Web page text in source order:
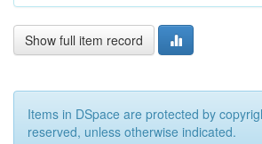
Show full item record
Items in DSpace are protected by
reserved, unless otherwise indicated.